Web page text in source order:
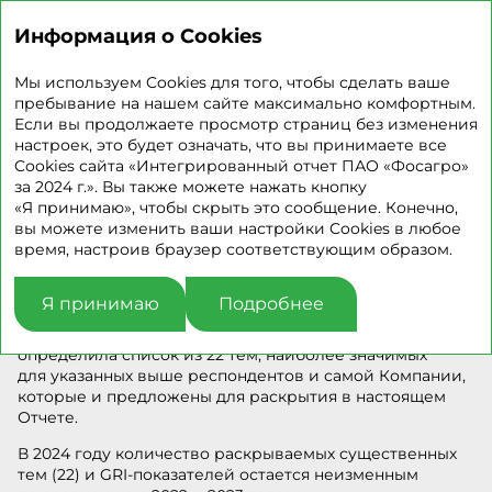
СУЩЕСТВЕННЫЕ ТЕМЫ
GRI 2‑14, 2‑29, 3‑1, 3‑2
Компания рассмотрела темы каждого тематического
стандарта GRI и, основываясь на позиции
инвестиционно‑финансового сообщества,
включающего рейтинговые агентства, и ответах
и замечаниях, полученных в процессе
профессионального и общественного заверения
нефинансовой отчетности за 2022 и 2023 годы,
определила список из 22 тем, наиболее значимых
для указанных выше респондентов и самой Компании,
которые и предложены для раскрытия в настоящем
Отчете.
В 2024 году количество раскрываемых существенных
тем (22) и GRI‑показателей остается неизменным
Информация о Cookies
Мы используем Cookies для того, чтобы сделать ваше
пребывание на нашем сайте максимально комфортным.
Если вы продолжаете просмотр страниц без изменения
настроек, это будет означать, что вы принимаете все
Cookies сайта «Интегрированный отчет ПАО «Фосагро»
за 2024 г.». Вы также можете нажать кнопку
«Я принимаю», чтобы скрыть это сообщение. Конечно,
вы можете изменить ваши настройки Cookies в любое
время, настроив браузер соответствующим образом.
Я принимаю Подробнее